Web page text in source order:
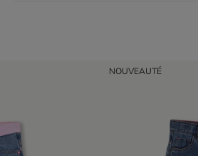
NOUVEAUTÉ